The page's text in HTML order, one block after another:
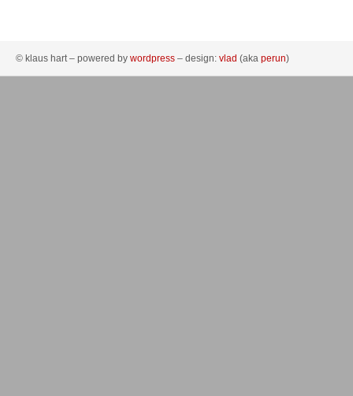
© klaus hart – powered by wordpress – design: vlad (aka perun)